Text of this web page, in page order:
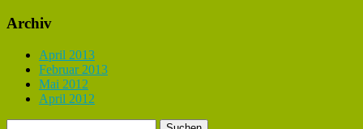
Archiv
April 2013
Februar 2013
Mai 2012
April 2012